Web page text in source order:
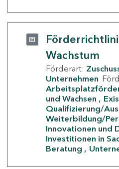
Wachstum
Förderart:
Unternehmen
und Wachsen
Qualifizierung/
Weiterbildung/
Innovationen und
Investitionen in
Beratung